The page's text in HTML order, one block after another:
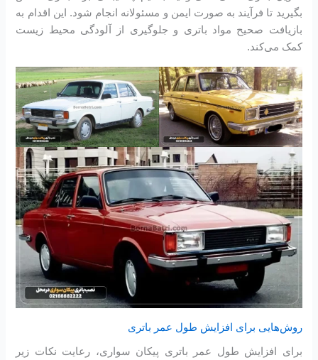
بگیرید تا فرآیند به صورت ایمن و مسئولانه انجام شود. این اقدام به
بازیافت صحیح مواد باتری و جلوگیری از آلودگی محیط زیست
کمک می‌کند.
روش‌هایی برای افزایش طول عمر باتری
برای افزایش طول عمر باتری پیکان سواری، رعایت نکات زیر